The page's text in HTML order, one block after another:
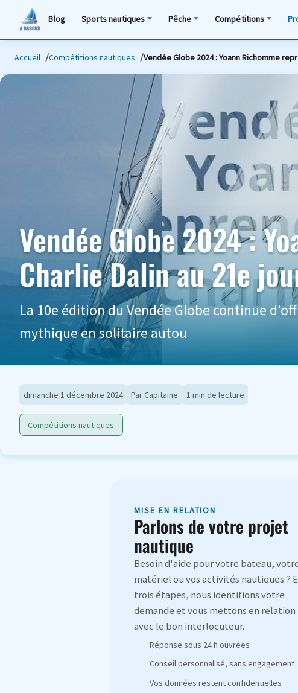
Blog Sports nautiques Pêche Compétitions
Accueil Compétitions nautiques Vendée Globe 2024 : Yoann Richomme
Vendée Globe 2024 :
Charlie Dalin au 21e
La 10e édition du Vendée Globe continue
mythique en solitaire autou
dimanche 1 décembre 2024 Par Capitaine 1 min de lecture
Compétitions nautiques
MISE EN RELATION
Parlons de votre projet
nautique
Besoin d'aide pour votre bateau,
matériel ou vos activités nautiques ?
trois étapes, nous identifions votre
demande et vous mettons en relation
avec le bon interlocuteur.
Réponse sous 24 h ouvrées
Conseil personnalisé, sans engagement
Vos données restent confidentielles